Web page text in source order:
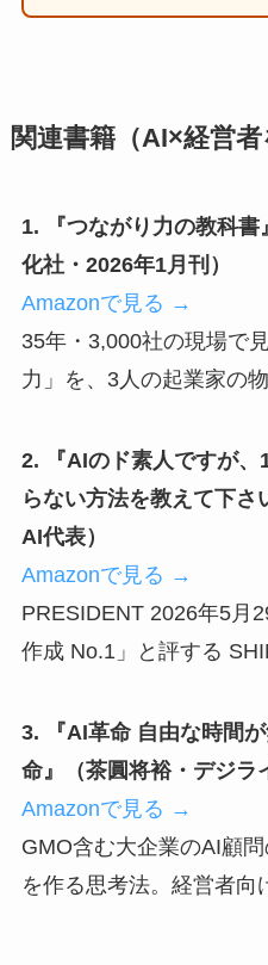
関連書籍（AI×経営者
1. 『つながり力の教科
化社・2026年1月刊）
Amazonで見る →
35年・3,000社の現場で
力」を、3人の起業家の
2. 『AIのド素人ですが、
らない方法を教えて下
AI代表）
Amazonで見る →
PRESIDENT 2026年5月
作成 No.1」と評する
3. 『AI革命 自由な時間
命』（茶圓将裕・デジラ
Amazonで見る →
GMO含む大企業のAI顧
を作る思考法。経営者向